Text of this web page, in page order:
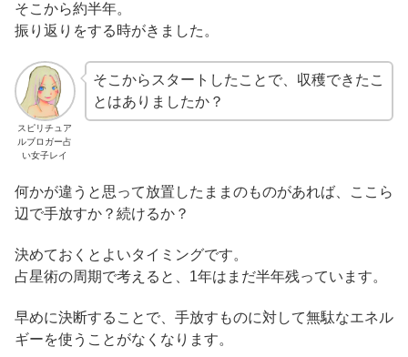
そこから約半年。
振り返りをする時がきました。
スピリチュア
ルブロガー占
い女子レイ
そこからスタートしたことで、収穫できたこ
とはありましたか？
何かが違うと思って放置したままのものがあれば、ここら
辺で手放すか？続けるか？
決めておくとよいタイミングです。
占星術の周期で考えると、1年はまだ半年残っています。
早めに決断することで、手放すものに対して無駄なエネル
ギーを使うことがなくなります。